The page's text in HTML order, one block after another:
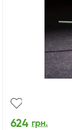
624 грн.